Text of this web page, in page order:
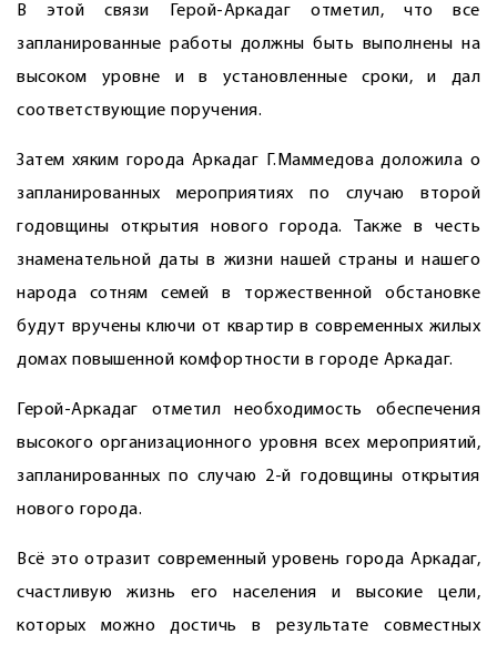
В этой связи Герой-Аркадаг отметил, что все
запланированные работы должны быть выполнены на
высоком уровне и в установленные сроки, и дал
соответствующие поручения.
Затем хяким города Аркадаг Г.Маммедова доложила о
запланированных мероприятиях по случаю второй
годовщины открытия нового города. Также в честь
знаменательной даты в жизни нашей страны и нашего
народа сотням семей в торжественной обстановке
будут вручены ключи от квартир в современных жилых
домах повышенной комфортности в городе Аркадаг.
Герой-Аркадаг отметил необходимость обеспечения
высокого организационного уровня всех мероприятий,
запланированных по случаю 2-й годовщины открытия
нового города.
Всё это отразит современный уровень города Аркадаг,
счастливую жизнь его населения и высокие цели,
которых можно достичь в результате совместных